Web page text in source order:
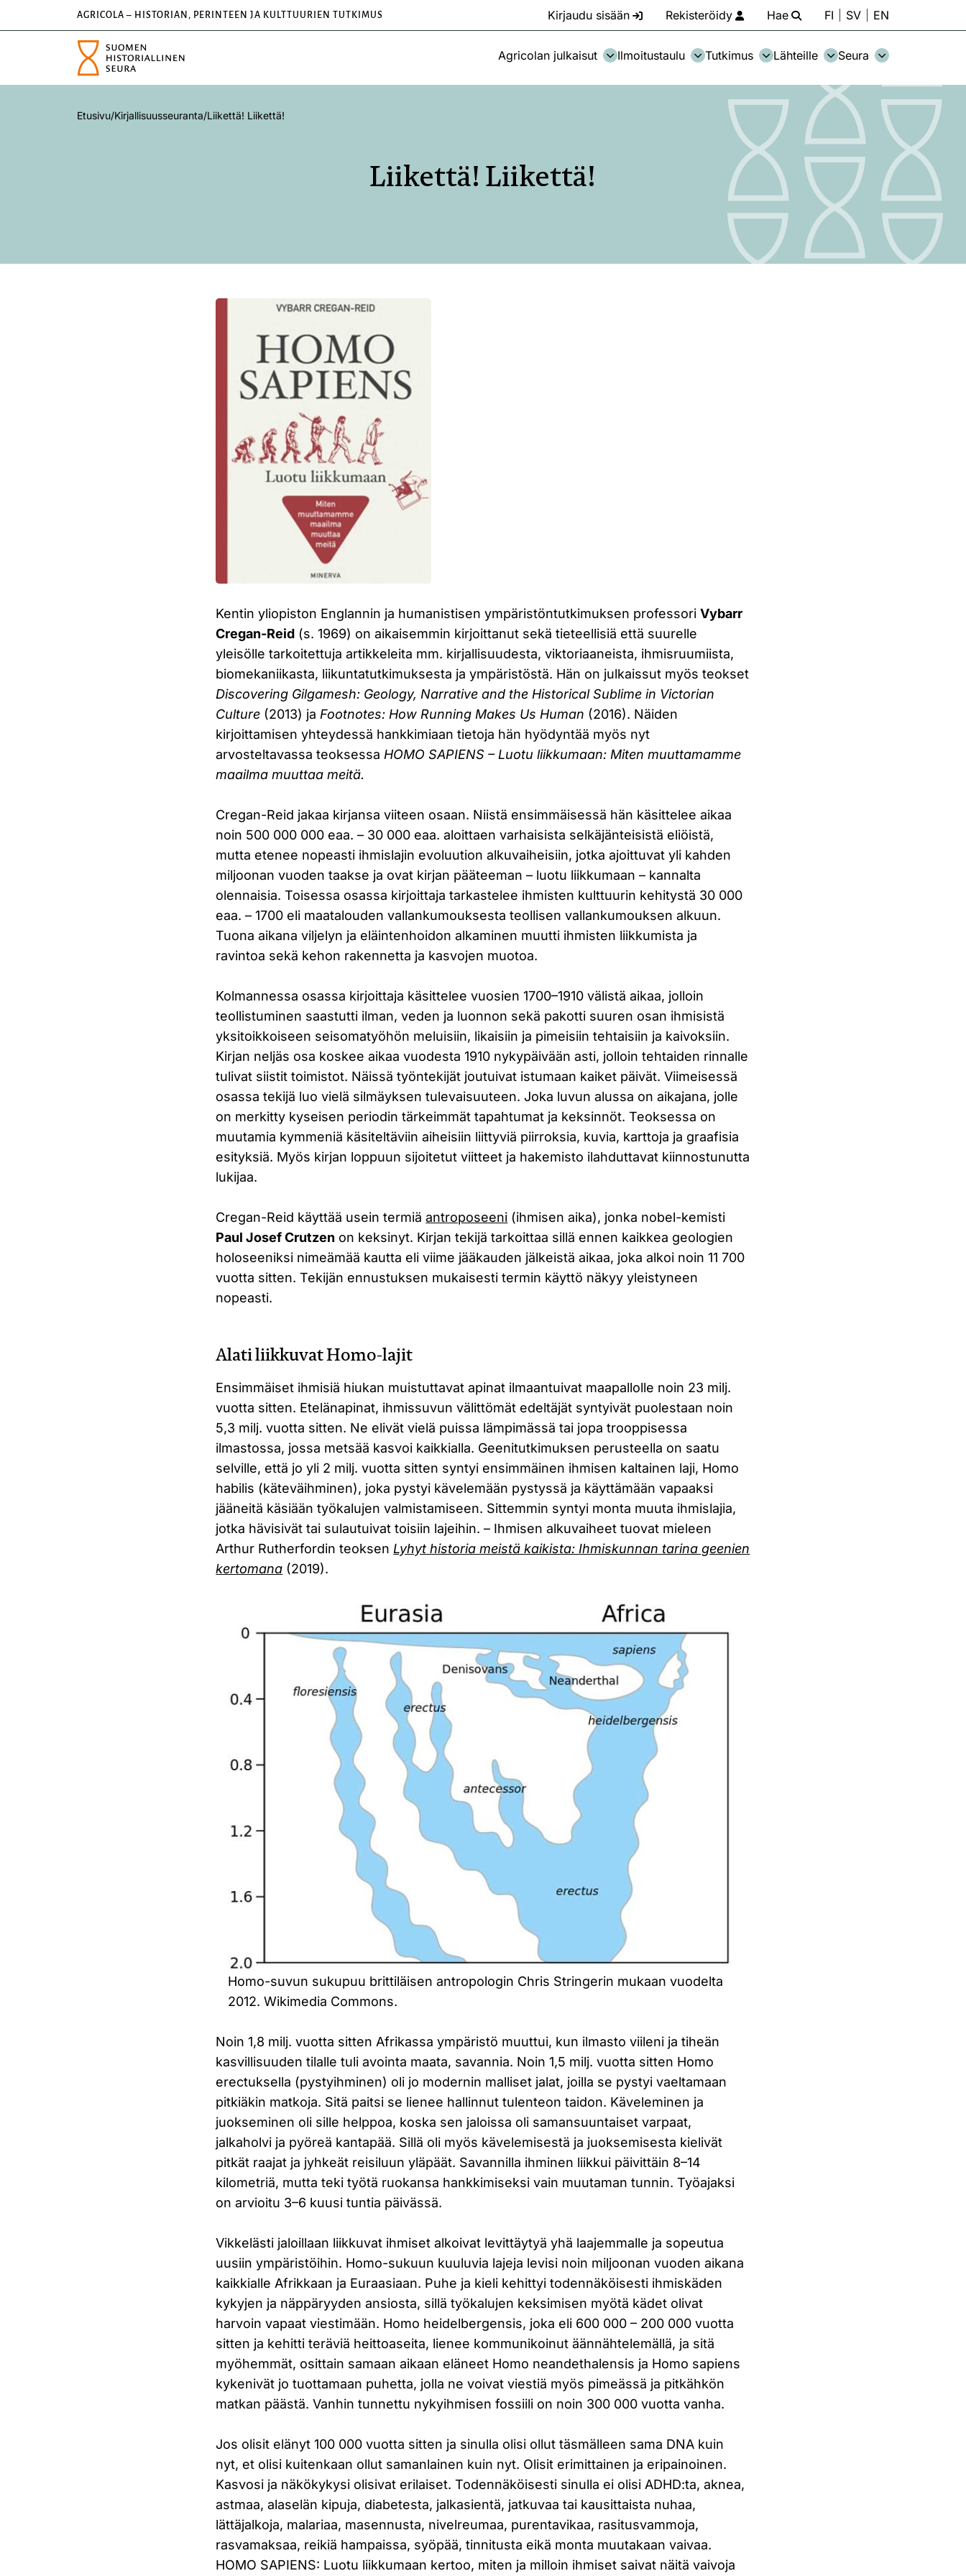
AGRICOLA – HISTORIAN, PERINTEEN JA KULTTUURIEN TUTKIMUS Kirjaudu sisään Rekisteröidy Hae FI SV EN
Agricolan julkaisut Ilmoitustaulu Tutkimus Lähteille Seura
Etusivu/Kirjallisuusseuranta/Liikettä! Liikettä!
Liikettä! Liikettä!
Kentin yliopiston Englannin ja humanistisen ympäristöntutkimuksen professoriVybarr
Cregan-Reid (s. 1969) on aikaisemmin kirjoittanut sekä tieteellisiä että suurelle
yleisölle tarkoitettuja artikkeleita mm. kirjallisuudesta, viktoriaaneista, ihmisruumiista,
biomekaniikasta, liikuntatutkimuksesta ja ympäristöstä. Hän on julkaissut myös teokset
Discovering Gilgamesh: Geology, Narrative and the Historical Sublime in Victorian
Culture (2013) ja Footnotes: How Running Makes Us Human (2016). Näiden
kirjoittamisen yhteydessä hankkimiaan tietoja hän hyödyntää myös nyt
arvosteltavassa teoksessa HOMO SAPIENS – Luotu liikkumaan: Miten muuttamamme
maailma muuttaa meitä.
Cregan-Reid jakaa kirjansa viiteen osaan. Niistä ensimmäisessä hän käsittelee aikaa
noin 500 000 000 eaa. – 30 000 eaa. aloittaen varhaisista selkäjänteisistä eliöistä,
mutta etenee nopeasti ihmislajin evoluution alkuvaiheisiin, jotka ajoittuvat yli kahden
miljoonan vuoden taakse ja ovat kirjan pääteeman – luotu liikkumaan – kannalta
olennaisia. Toisessa osassa kirjoittaja tarkastelee ihmisten kulttuurin kehitystä 30 000
eaa. – 1700 eli maatalouden vallankumouksesta teollisen vallankumouksen alkuun.
Tuona aikana viljelyn ja eläintenhoidon alkaminen muutti ihmisten liikkumista ja
ravintoa sekä kehon rakennetta ja kasvojen muotoa.
Kolmannessa osassa kirjoittaja käsittelee vuosien 1700–1910 välistä aikaa, jolloin
teollistuminen saastutti ilman, veden ja luonnon sekä pakotti suuren osan ihmisistä
yksitoikkoiseen seisomatyöhön meluisiin, likaisiin ja pimeisiin tehtaisiin ja kaivoksiin.
Kirjan neljäs osa koskee aikaa vuodesta 1910 nykypäivään asti, jolloin tehtaiden rinnalle
tulivat siistit toimistot. Näissä työntekijät joutuivat istumaan kaiket päivät. Viimeisessä
osassa tekijä luo vielä silmäyksen tulevaisuuteen. Joka luvun alussa on aikajana, jolle
on merkitty kyseisen periodin tärkeimmät tapahtumat ja keksinnöt. Teoksessa on
muutamia kymmeniä käsiteltäviin aiheisiin liittyviä piirroksia, kuvia, karttoja ja graafisia
esityksiä. Myös kirjan loppuun sijoitetut viitteet ja hakemisto ilahduttavat kiinnostunutta
lukijaa.
Cregan-Reid käyttää usein termiäantroposeeni (ihmisen aika), jonka nobel-kemisti
Paul Josef Crutzen on keksinyt. Kirjan tekijä tarkoittaa sillä ennen kaikkea geologien
holoseeniksi nimeämää kautta eli viime jääkauden jälkeistä aikaa, joka alkoi noin 11 700
vuotta sitten. Tekijän ennustuksen mukaisesti termin käyttö näkyy yleistyneen
nopeasti.
Alati liikkuvat Homo-lajit
Ensimmäiset ihmisiä hiukan muistuttavat apinat ilmaantuivat maapallolle noin 23 milj.
vuotta sitten. Etelänapinat, ihmissuvun välittömät edeltäjät syntyivät puolestaan noin
5,3 milj. vuotta sitten. Ne elivät vielä puissa lämpimässä tai jopa trooppisessa
ilmastossa, jossa metsää kasvoi kaikkialla. Geenitutkimuksen perusteella on saatu
selville, että jo yli 2 milj. vuotta sitten syntyi ensimmäinen ihmisen kaltainen laji, Homo
habilis (käteväihminen), joka pystyi kävelemään pystyssä ja käyttämään vapaaksi
jääneitä käsiään työkalujen valmistamiseen. Sittemmin syntyi monta muuta ihmislajia,
jotka hävisivät tai sulautuivat toisiin lajeihin. – Ihmisen alkuvaiheet tuovat mieleen
Arthur Rutherfordin teoksen Lyhyt historia meistä kaikista: Ihmiskunnan tarina geenien
kertomana (2019).
Homo-suvun sukupuu brittiläisen antropologin Chris Stringerin mukaan vuodelta
2012. Wikimedia Commons.
Noin 1,8 milj. vuotta sitten Afrikassa ympäristö muuttui, kun ilmasto viileni ja tiheän
kasvillisuuden tilalle tuli avointa maata, savannia. Noin 1,5 milj. vuotta sitten Homo
erectuksella (pystyihminen) oli jo modernin malliset jalat, joilla se pystyi vaeltamaan
pitkiäkin matkoja. Sitä paitsi se lienee hallinnut tulenteon taidon. Käveleminen ja
juokseminen oli sille helppoa, koska sen jaloissa oli samansuuntaiset varpaat,
jalkaholvi ja pyöreä kantapää. Sillä oli myös kävelemisestä ja juoksemisesta kielivät
pitkät raajat ja jyhkeät reisiluun yläpäät. Savannilla ihminen liikkui päivittäin 8–14
kilometriä, mutta teki työtä ruokansa hankkimiseksi vain muutaman tunnin. Työajaksi
on arvioitu 3–6 kuusi tuntia päivässä.
Vikkelästi jaloillaan liikkuvat ihmiset alkoivat levittäytyä yhä laajemmalle ja sopeutua
uusiin ympäristöihin. Homo-sukuun kuuluvia lajeja levisi noin miljoonan vuoden aikana
kaikkialle Afrikkaan ja Euraasiaan. Puhe ja kieli kehittyi todennäköisesti ihmiskäden
kykyjen ja näppäryyden ansiosta, sillä työkalujen keksimisen myötä kädet olivat
harvoin vapaat viestimään. Homo heidelbergensis, joka eli 600 000 – 200 000 vuotta
sitten ja kehitti teräviä heittoaseita, lienee kommunikoinut äännähtelemällä, ja sitä
myöhemmät, osittain samaan aikaan eläneet Homo neandethalensis ja Homo sapiens
kykenivät jo tuottamaan puhetta, jolla ne voivat viestiä myös pimeässä ja pitkähkön
matkan päästä. Vanhin tunnettu nykyihmisen fossiili on noin 300 000 vuotta vanha.
Jos olisit elänyt 100 000 vuotta sitten ja sinulla olisi ollut täsmälleen sama DNA kuin
nyt, et olisi kuitenkaan ollut samanlainen kuin nyt. Olisit erimittainen ja eripainoinen.
Kasvosi ja näkökykysi olisivat erilaiset. Todennäköisesti sinulla ei olisi ADHD:ta, aknea,
astmaa, alaselän kipuja, diabetesta, jalkasientä, jatkuvaa tai kausittaista nuhaa,
lättäjalkoja, malariaa, masennusta, nivelreumaa, purentavikaa, rasitusvammoja,
rasvamaksaa, reikiä hampaissa, syöpää, tinnitusta eikä monta muutakaan vaivaa.
HOMO SAPIENS: Luotu liikkumaan kertoo, miten ja milloin ihmiset saivat näitä vaivoja